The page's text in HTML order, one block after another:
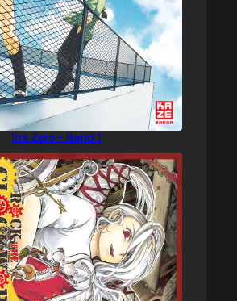
Iris Zero – Band 1